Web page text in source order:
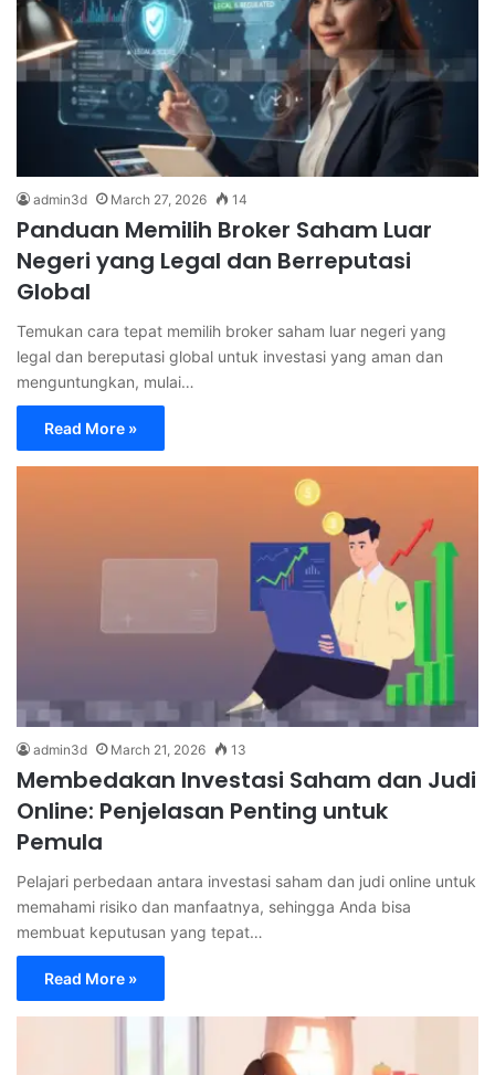
admin3d March 27, 2026 14
Panduan Memilih Broker Saham Luar
Negeri yang Legal dan Berreputasi
Global
Temukan cara tepat memilih broker saham luar negeri yang
legal dan bereputasi global untuk investasi yang aman dan
menguntungkan, mulai…
Read More »
admin3d March 21, 2026 13
Membedakan Investasi Saham dan Judi
Online: Penjelasan Penting untuk
Pemula
Pelajari perbedaan antara investasi saham dan judi online untuk
memahami risiko dan manfaatnya, sehingga Anda bisa
membuat keputusan yang tepat…
Read More »